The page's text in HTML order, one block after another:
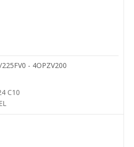
- 4OPZV200
C10